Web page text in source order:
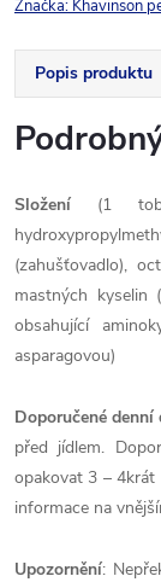
Značka: Khavinson
Popis produktu
Složení (1
(zahušťovadlo),
mastných kyselin
obsahující
asparagovou)
Doporučené
před jídlem.
opakovat 3 –
informace na
Upozornění: